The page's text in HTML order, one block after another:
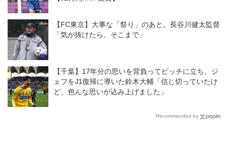
【FC東京】大事な「祭り」のあと。長谷川健太監督
「気が抜けたら、そこまで」
【千葉】17年分の思いを背負ってピッチに立ち、ジ
ェフをJ1復帰に導いた鈴木大輔「信じ切っていたけ
ど、色んな思いが込み上げました」
Recommended by